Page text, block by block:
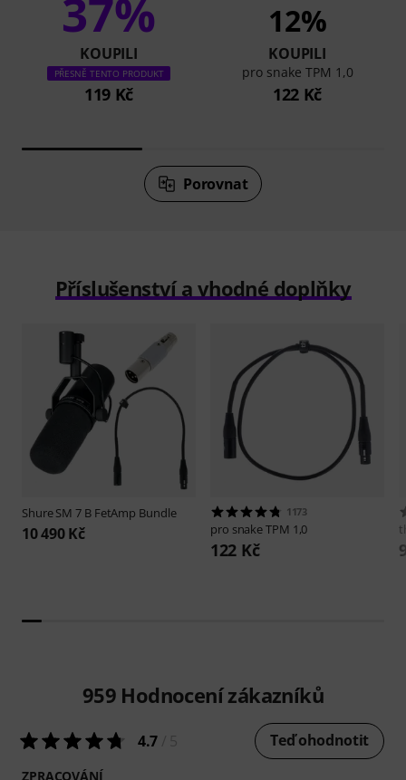
37%
KOUPILI
PŘESNĚ TENTO PRODUKT
119 Kč
12%
KOUPILI
pro snake TPM 1,0
122 Kč
Porovnat
Příslušenství a vhodné doplňky
ShureSM 7 B FetAmp Bundle
10 490 Kč
1173
pro snakeTPM 1,0
122 Kč
959 Hodnocení zákazníků
4.7 Teď ohodnotit
ZPRACOVÁNÍ